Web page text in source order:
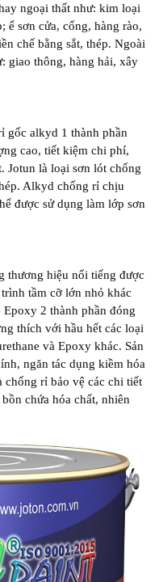
ngoại thất như: kim loại
ể sơn cửa, cổng, hàng rào,
chế bằng sắt, thép. Ngoài
giao thông, hàng hải, xây
gốc alkyd 1 thành phần
cao, tiết kiệm chi phí,
Jotun là loại sơn lót chống
Alkyd chống rỉ chịu
được sử dụng làm lớp sơn
thương hiệu nổi tiếng được
tầm cỡ lớn nhỏ khác
2 thành phần đóng
thích với hầu hết các loại
và Epoxy khác. Sản
ngăn tác dụng kiềm hóa
chống rỉ bảo vệ các chi tiết
chứa hóa chất, nhiên